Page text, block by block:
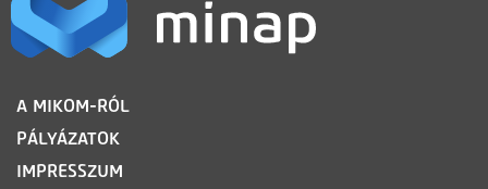
LÁBLÉC
A MIKOM-RÓL
PÁLYÁZATOK
IMPRESSZUM